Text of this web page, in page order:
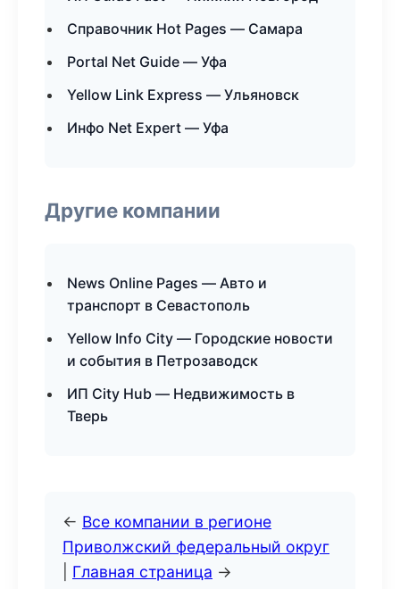
Справочник Hot Pages — Самара
Portal Net Guide — Уфа
Yellow Link Express — Ульяновск
Инфо Net Expert — Уфа
Другие компании
News Online Pages — Авто и
транспорт в Севастополь
Yellow Info City — Городские новости
и события в Петрозаводск
ИП City Hub — Недвижимость в
Тверь
← Все компании в регионе
Приволжский федеральный округ
Главная страница →